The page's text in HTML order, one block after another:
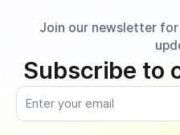
Join our newsletter
Subscribe to